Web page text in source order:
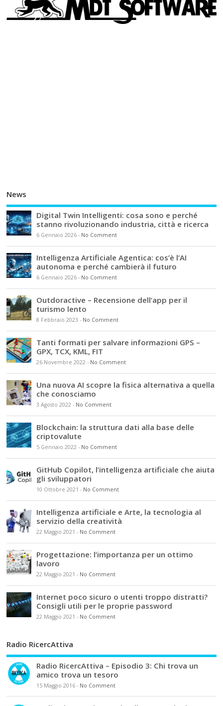
News
Digital Twin Intelligenti: cosa sono e perché
stanno rivoluzionando industria, città e ricerca
6 Gennaio 2026 - No Comment
Intelligenza Artificiale Agentica: cos’è l’AI
autonoma e perché cambierà il futuro
6 Gennaio 2026 - No Comment
Outdoractive – Recensione dell’app per il
turismo lento
8 Febbraio 2023 - No Comment
Tanti formati per salvare informazioni GPS –
GPX, TCX, KML, FIT
26 Novembre 2022 - No Comment
Una nuova AI scopre la fisica alternativa a quella
che conosciamo
3 Agosto 2022 - No Comment
Blockchain: la struttura dati alla base delle
criptovalute
5 Gennaio 2022 - No Comment
GitHub Copilot, l’intelligenza artificiale che aiuta
gli sviluppatori
10 Ottobre 2021 - No Comment
Intelligenza artificiale e Arte, la tecnologia al
servizio della creatività
22 Maggio 2021 - No Comment
Progettazione: l’importanza per un ottimo
lavoro
22 Maggio 2021 - No Comment
Internet poco sicuro o utenti troppo distratti?
Consigli utili per le proprie password
22 Maggio 2021 - No Comment
Radio RicercAttiva
Radio RicercAttiva – Episodio 3: Chi trova un
amico trova un tesoro
15 Maggio 2016 - No Comment